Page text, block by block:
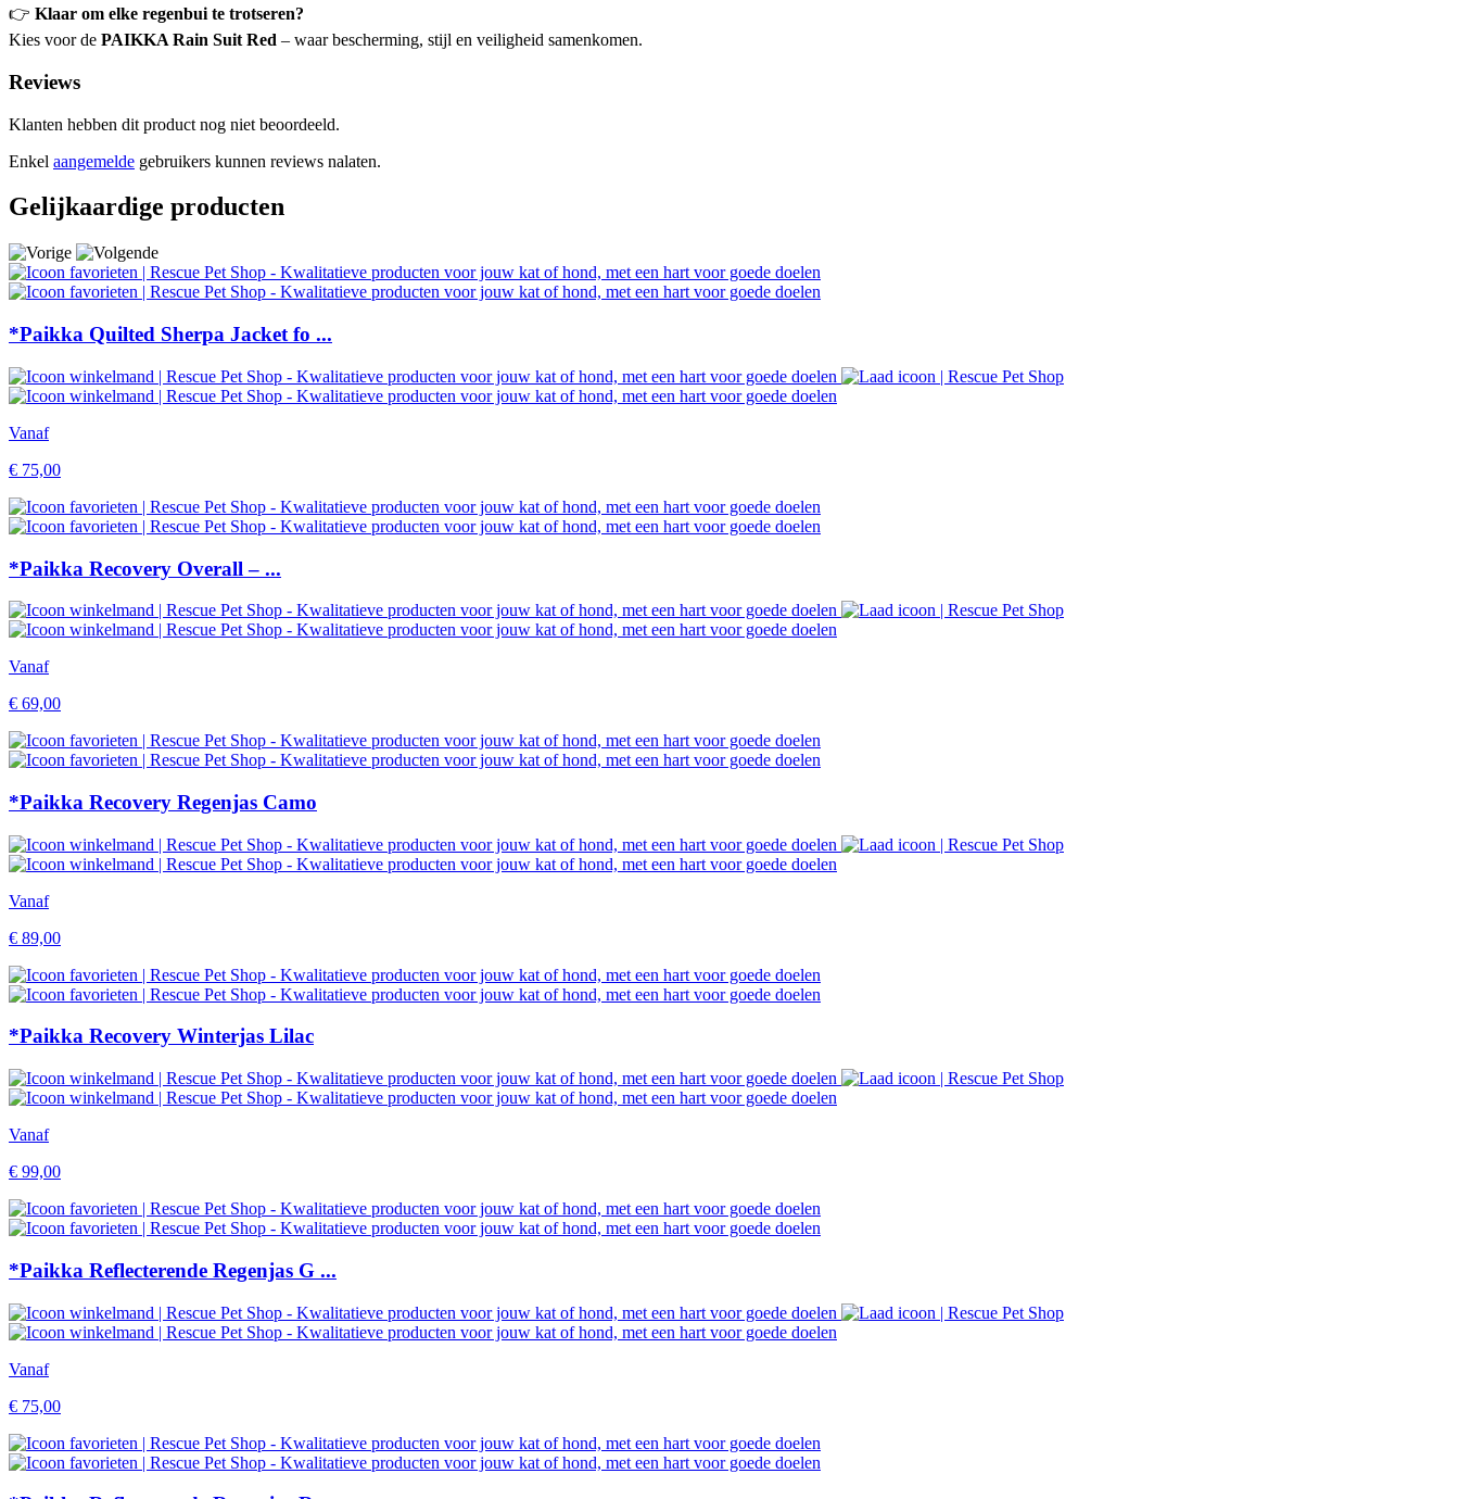
👉 Klaar om elke regenbui te trotseren?
Kies voor de PAIKKA Rain Suit Red – waar bescherming, stijl en veiligheid samenkomen.
Reviews
Klanten hebben dit product nog niet beoordeeld.
Enkel aangemelde gebruikers kunnen reviews nalaten.
Gelijkaardige producten
*Paikka Quilted Sherpa Jacket fo ...
Vanaf
€ 75,00
*Paikka Recovery Overall – ...
Vanaf
€ 69,00
*Paikka Recovery Regenjas Camo
Vanaf
€ 89,00
*Paikka Recovery Winterjas Lilac
Vanaf
€ 99,00
*Paikka Reflecterende Regenjas G ...
Vanaf
€ 75,00